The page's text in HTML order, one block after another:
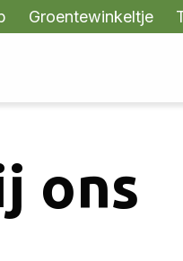
Groentewinkeltje
ons